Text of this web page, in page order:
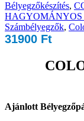
Bélyegzőkészítés,
Számbélyegzők,
31900 Ft
Ajánlott